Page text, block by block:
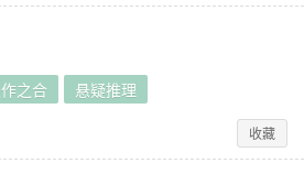
之合 悬疑推理
收藏